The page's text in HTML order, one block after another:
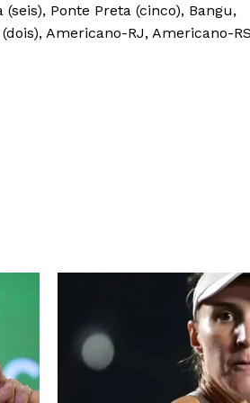
Ponte Preta (cinco), Bangu,
Americano-RJ, Americano-